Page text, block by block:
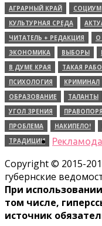
АГРАРНЫЙ КРАЙ
СОЦИУМ
КУЛЬТУРНАЯ СРЕДА
ЧИТАТЕЛЬ + РЕДАКЦИЯ
О
ЭКОНОМИКА
ВЫБОРЫ
В ДУМЕ КРАЯ
ТАКАЯ
ПСИХОЛОГИЯ
КРИМИНАЛ
ОБРАЗОВАНИЕ
ТАЛАНТЫ
УГОЛ ЗРЕНИЯ
ПРОБЛЕМА
НАКИПЕЛО!
ТРАДИЦИИ
Copyright © 2015-
губернские
При
том числе,
источник